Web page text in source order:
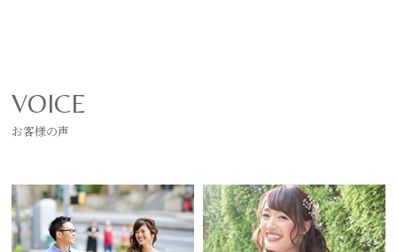
VOICE
お客様の声